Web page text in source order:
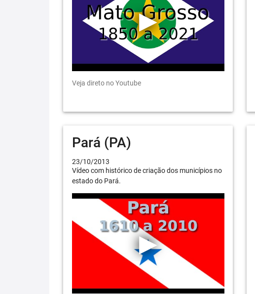
Veja direto no Youtube
Pará (PA)
23/10/2013
Vídeo com histórico de criação dos municípios no
estado do Pará.